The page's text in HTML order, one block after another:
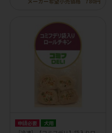
申請必要 犬用